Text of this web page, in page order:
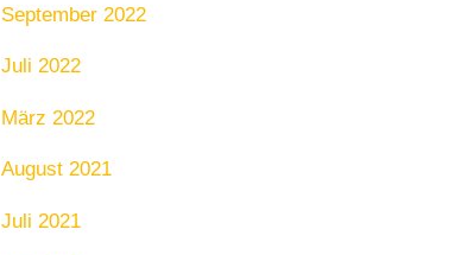
September 2022
Juli 2022
März 2022
August 2021
Juli 2021